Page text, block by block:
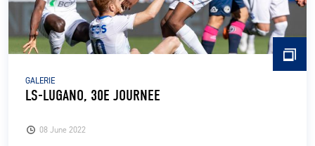
08 June 2022
GALERIE
LS-LUGANO, 30E JOURNEE